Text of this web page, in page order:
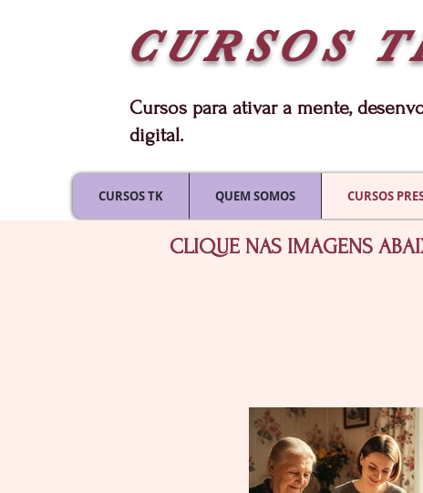
CURSOS
Cursos para ativar a mente,
digital.
CURSOS TK QUEM SOMOS CURSOS
CLIQUE NAS IMAGENS